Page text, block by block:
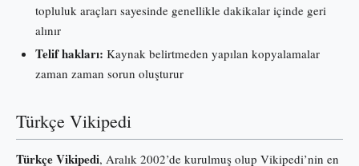
topluluk araçları sayesinde genellikle dakikalar içinde geri
alınır
Telif hakları: Kaynak belirtmeden yapılan kopyalamalar
zaman zaman sorun oluşturur
Türkçe Vikipedi
Türkçe Vikipedi, Aralık 2002’de kurulmuş olup Vikipedi’nin en